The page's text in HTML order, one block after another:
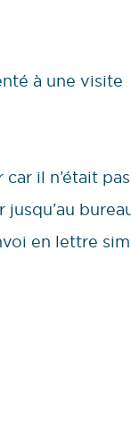
à une visite
il n’était
en lettre